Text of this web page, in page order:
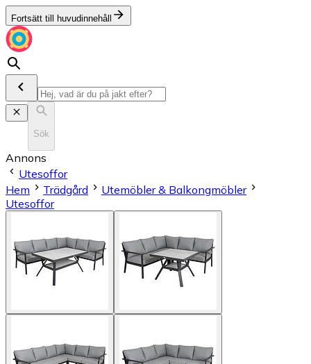
Fortsätt till huvudinnehåll
Sök
Annons
Utesoffor
Hem
Trädgård
Utemöbler & Balkongmöbler
Utesoffor